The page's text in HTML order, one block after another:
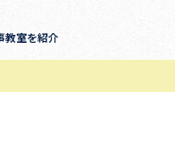
教室を紹介